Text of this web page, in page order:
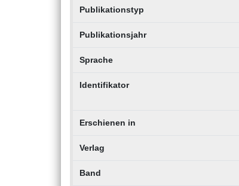
Publikationstyp
Publikationsjahr
Sprache
Identifikator
Erschienen in
Verlag
Band